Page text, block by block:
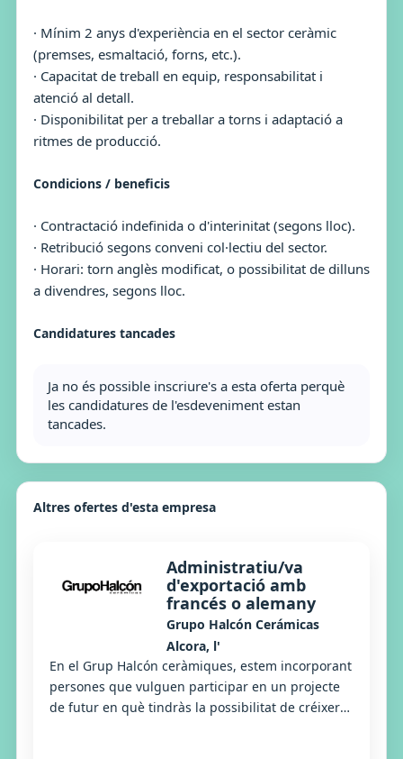
· Mínim 2 anys d'experiència en el sector ceràmic
(premses, esmaltació, forns, etc.).
· Capacitat de treball en equip, responsabilitat i
atenció al detall.
· Disponibilitat per a treballar a torns i adaptació a
ritmes de producció.
Condicions / beneficis
· Contractació indefinida o d'interinitat (segons lloc).
· Retribució segons conveni col·lectiu del sector.
· Horari: torn anglès modificat, o possibilitat de dilluns
a divendres, segons lloc.
Candidatures tancades
Ja no és possible inscriure's a esta oferta perquè
les candidatures de l'esdeveniment estan
tancades.
Altres ofertes d'esta empresa
Administratiu/va
d'exportació amb
francés o alemany
Grupo Halcón Cerámicas
Alcora, l'
En el Grup Halcón ceràmiques, estem incorporant
persones que vulguen participar en un projecte
de futur en què tindràs la possibilitat de créixer